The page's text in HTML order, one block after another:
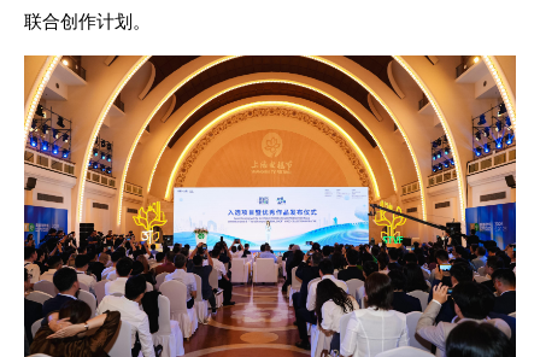
联合创作计划。